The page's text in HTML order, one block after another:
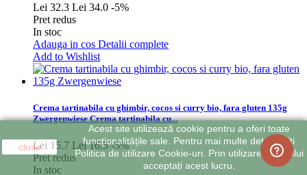
Lei 32.3 Lei 34.0 -5%
Pret redus
In stoc
Adauga in cos Detalii complete
Add to Wishlist
Crema tartinabila cu ghimbir, cocos si curry bio, fara gluten 135g
Zwergenwiese Crema tartinabila cu...
Lei 15.7 Lei 16.5-5%
Pret redus
In stoc
close
Acest site utilizează cookie pentru a oferi toate
funcționalitățile sale. Pentru mai multe detalii citiți
Politica de utilizare Cookie-uri. Prin utilizarea site-ului
acceptați acest lucru.